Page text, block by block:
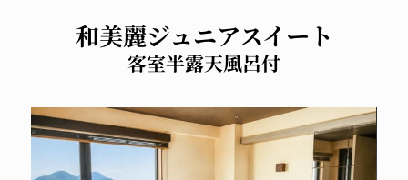
和美麗ジュニアスイート
客室半露天風呂付